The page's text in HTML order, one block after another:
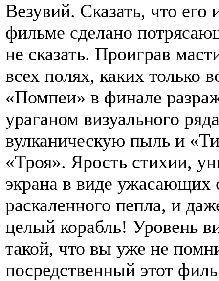
Везувий. Сказать, что его
фильме сделано
не сказать. Проиграв
всех полях, каких только
«Помпеи» в финале
ураганом визуального
вулканическую пыль и
«Троя». Ярость стихии,
экрана в виде ужасающих
раскаленного пепла, и
целый корабль! Уровень
такой, что вы уже не
посредственный этот